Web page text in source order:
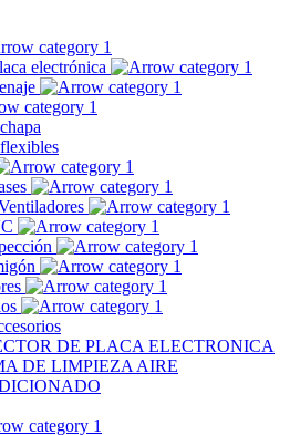
electrónica
DE PLACA ELECTRONICA
DE LIMPIEZA AIRE